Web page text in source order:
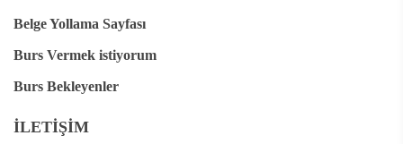
Belge Yollama Sayfası
Burs Vermek istiyorum
Burs Bekleyenler
İLETİŞİM